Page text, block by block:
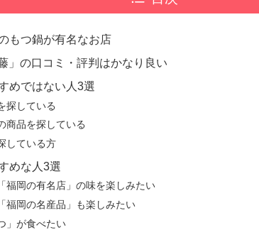
もつ鍋が有名なお店
」の口コミ・評判はかなり良い
めではない人3選
探している
商品を探している
している方
めな人3選
福岡の有名店」の味を楽しみたい
福岡の名産品」も楽しみたい
」が食べたい